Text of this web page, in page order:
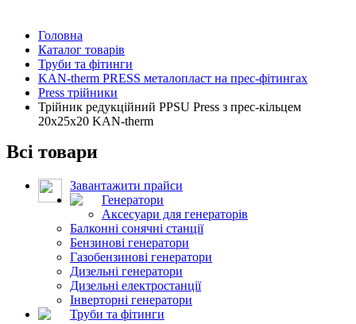
Головна
Каталог товарів
Труби та фітинги
KAN-therm PRESS металопласт на прес-фітингах
Press трійники
Трійник редукційний PPSU Press з прес-кільцем
20х25х20 KAN-therm
Всі товари
Завантажити прайси
Генератори
Аксесуари для генераторів
Балконні сонячні станції
Бензинові генератори
Газобензинові генератори
Дизельні генератори
Дизельні електростанції
Інверторні генератори
Труби та фітинги